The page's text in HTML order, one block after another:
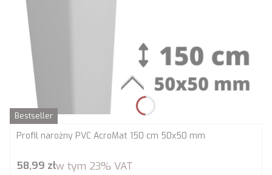
Bestseller
Profil narożny PVC AcroMat 150 cm 50x50 mm
Cena brutto
58,99 złw tym 23% VAT